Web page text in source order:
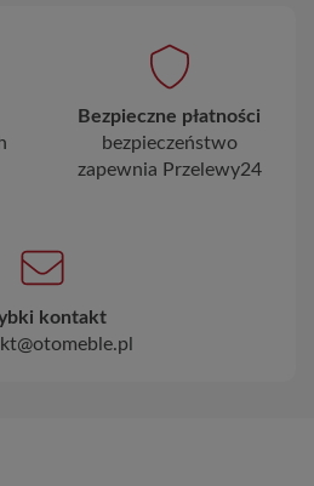
Bezpieczne płatności
bezpieczeństwo
zapewnia Przelewy24
kontakt